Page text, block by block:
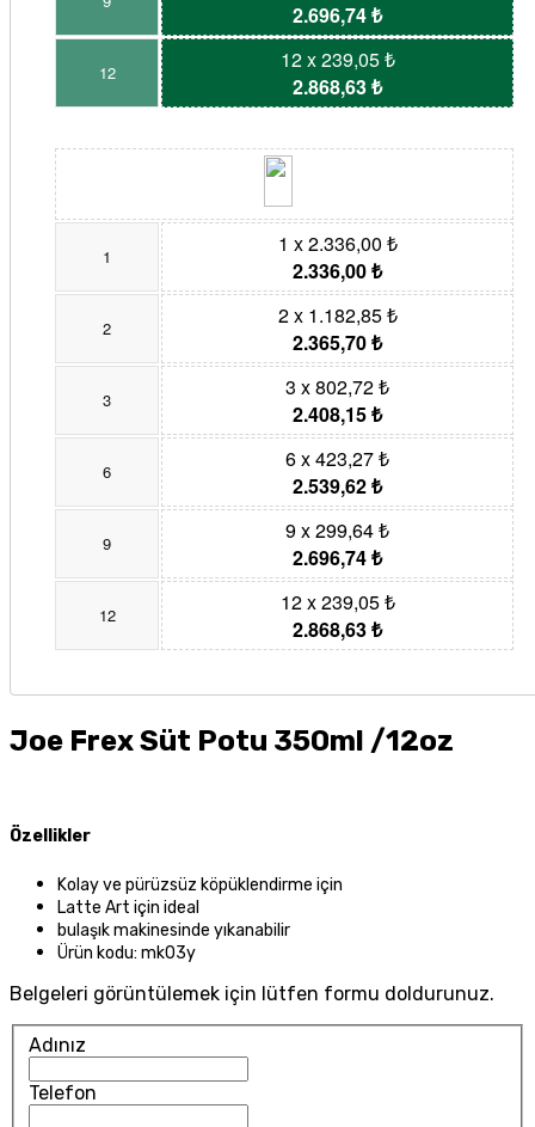
2.696,74 ₺
12
12 x 239,05 ₺
2.868,63 ₺
1
1 x 2.336,00 ₺
2.336,00 ₺
2
2 x 1.182,85 ₺
2.365,70 ₺
3
3 x 802,72 ₺
2.408,15 ₺
6
6 x 423,27 ₺
2.539,62 ₺
9
9 x 299,64 ₺
2.696,74 ₺
12
12 x 239,05 ₺
2.868,63 ₺
Joe Frex Süt Potu 350ml /12oz
Özellikler
Kolay ve pürüzsüz köpüklendirme için
Latte Art için ideal
bulaşık makinesinde yıkanabilir
Ürün kodu: mk03y
Belgeleri görüntülemek için lütfen formu doldurunuz.
Adınız
Telefon